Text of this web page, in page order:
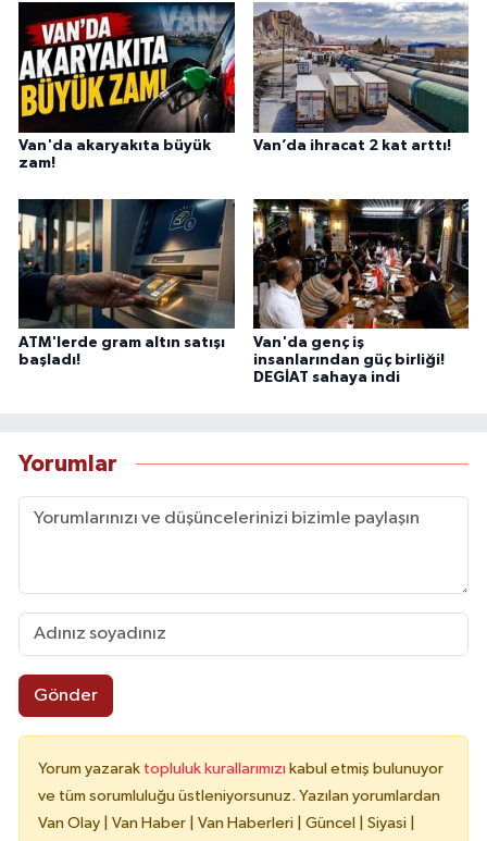
Van'da akaryakıta büyük
zam!
Van’da ihracat 2 kat arttı!
ATM'lerde gram altın satışı
başladı!
Van'da genç iş
insanlarından güç birliği!
DEGİAT sahaya indi
Yorumlar
Gönder
Yorum yazarak topluluk kurallarımızı kabul etmiş bulunuyor
ve tüm sorumluluğu üstleniyorsunuz. Yazılan yorumlardan
Van Olay | Van Haber | Van Haberleri | Güncel | Siyasi |